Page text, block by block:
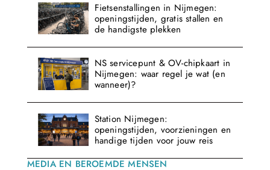
Fietsenstallingen in Nijmegen:
openingstijden, gratis stallen en
de handigste plekken
NS servicepunt & OV-chipkaart in
Nijmegen: waar regel je wat (en
wanneer)?
Station Nijmegen:
openingstijden, voorzieningen en
handige tijden voor jouw reis
MEDIA EN BEROEMDE MENSEN